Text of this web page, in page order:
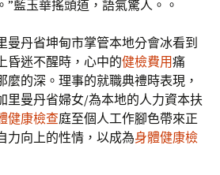
”藍玉華搖頭道，語氣驚人。。
曼丹省坤甸市掌管本地分會冰看到
昏迷不醒時，心中的健檢費用痛
麼的深。理事的就職典禮時表現，
里曼丹省婦女/為本地的人力資本扶
健康檢查庭至個人工作腳色帶來正
力向上的性情，以成為身體健康檢